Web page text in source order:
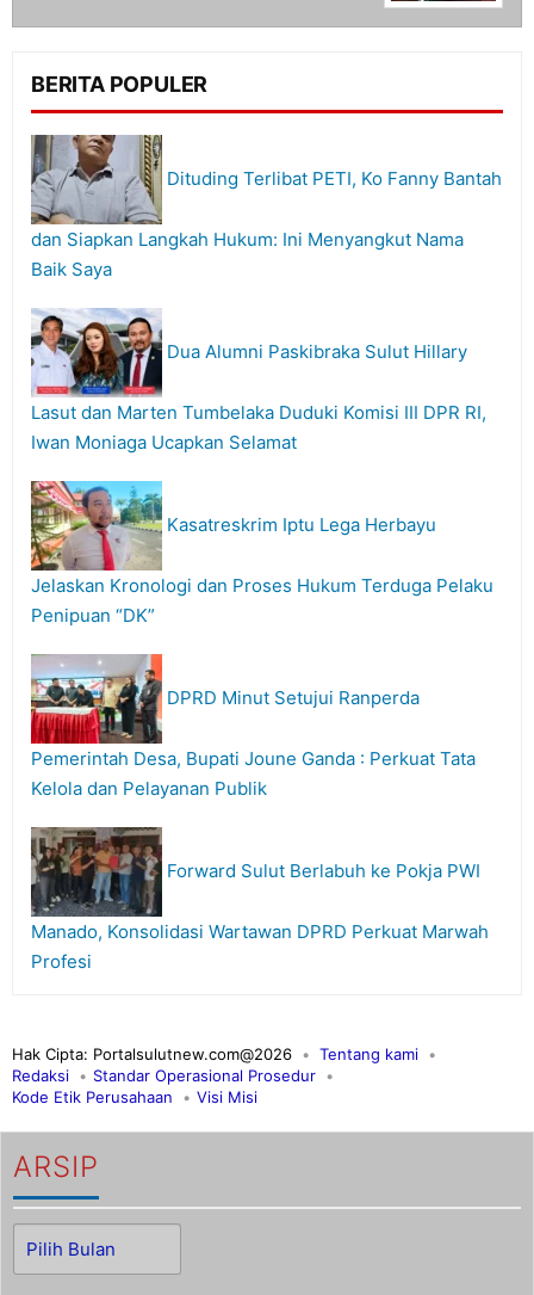
BERITA POPULER
Dituding Terlibat PETI, Ko Fanny Bantah
dan Siapkan Langkah Hukum: Ini Menyangkut Nama
Baik Saya
Dua Alumni Paskibraka Sulut Hillary
Lasut dan Marten Tumbelaka Duduki Komisi III DPR RI,
Iwan Moniaga Ucapkan Selamat
Kasatreskrim Iptu Lega Herbayu
Jelaskan Kronologi dan Proses Hukum Terduga Pelaku
Penipuan “DK”
DPRD Minut Setujui Ranperda
Pemerintah Desa, Bupati Joune Ganda : Perkuat Tata
Kelola dan Pelayanan Publik
Forward Sulut Berlabuh ke Pokja PWI
Manado, Konsolidasi Wartawan DPRD Perkuat Marwah
Profesi
Hak Cipta: Portalsulutnew.com@2026
Tentang kami
Redaksi
Standar Operasional Prosedur
Kode Etik Perusahaan
Visi Misi
ARSIP
Arsip